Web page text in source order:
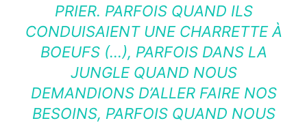
PRIER. PARFOIS QUAND ILS
CONDUISAIENT UNE CHARRETTE À
BOEUFS (…), PARFOIS DANS LA
JUNGLE QUAND NOUS
DEMANDIONS D’ALLER FAIRE NOS
BESOINS, PARFOIS QUAND NOUS